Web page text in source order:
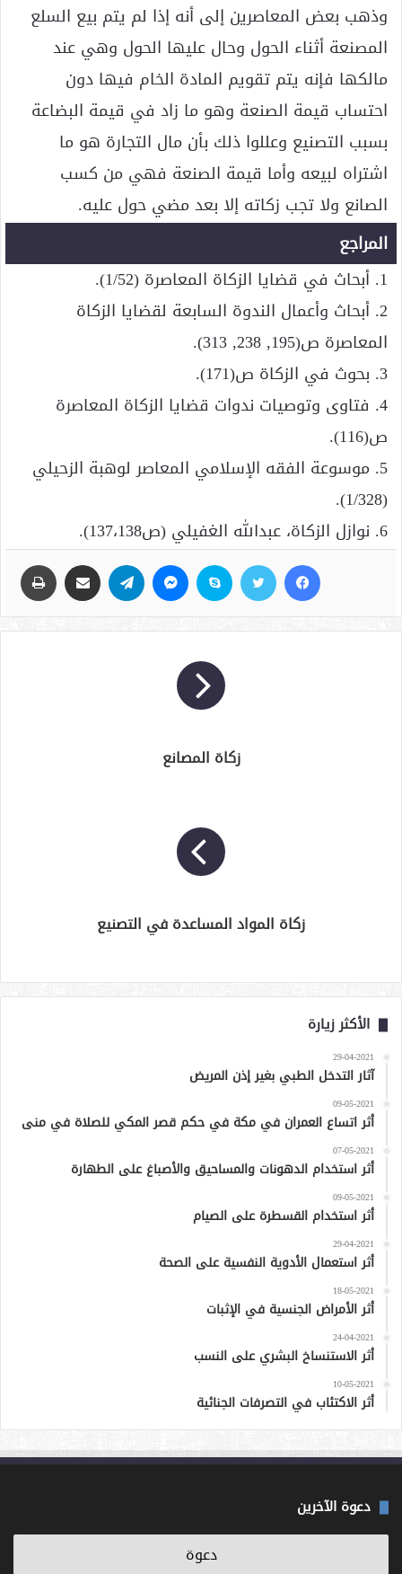
وذهب بعض المعاصرين إلى أنه إذا لم يتم بيع السلع
المصنعة أثناء الحول وحال عليها الحول وهي عند
مالكها فإنه يتم تقويم المادة الخام فيها دون
احتساب قيمة الصنعة وهو ما زاد في قيمة البضاعة
بسبب التصنيع وعللوا ذلك بأن مال التجارة هو ما
اشتراه لبيعه وأما قيمة الصنعة فهي من كسب
الصانع ولا تجب زكاته إلا بعد مضي حول عليه.
المراجع
1. أبحاث في قضايا الزكاة المعاصرة (1/52).
2. أبحاث وأعمال الندوة السابعة لقضايا الزكاة
المعاصرة ص(195, 238, 313).
3. بحوث في الزكاة ص(171).
4. فتاوى وتوصيات ندوات قضايا الزكاة المعاصرة
ص(116).
5. موسوعة الفقه الإسلامي المعاصر لوهبة الزحيلي
(1/328).
6. نوازل الزكاة، عبدالله الغفيلي (ص137،138).
زكاة المصانع
زكاة المواد المساعدة في التصنيع
الأكثر زيارة
29-04-2021
آثار التدخل الطبي بغير إذن المريض
09-05-2021
أثر اتساع العمران في مكة في حكم قصر المكي للصلاة في منى
07-05-2021
أثر استخدام الدهونات والمساحيق والأصباغ على الطهارة
09-05-2021
أثر استخدام القسطرة على الصيام
29-04-2021
أثر استعمال الأدوية النفسية على الصحة
18-05-2021
أثر الأمراض الجنسية في الإثبات
24-04-2021
أثر الاستنساخ البشري على النسب
10-05-2021
أثر الاكتئاب في التصرفات الجنائية
دعوة الآخرين